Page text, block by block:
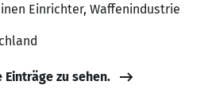
Einrichter, Waffenindustrie
Einträge zu sehen.